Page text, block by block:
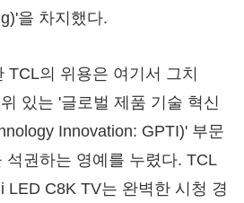
을 차지했다.
TCL의 위용은 여기서 그치
있는 '글로벌 제품 기술 혁신
Innovation: GPTI)' 부문
석권하는 영예를 누렸다. TCL
LED C8K TV는 완벽한 시청 경